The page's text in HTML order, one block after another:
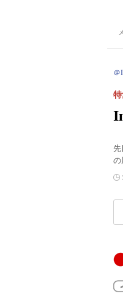
＠
特
先
の